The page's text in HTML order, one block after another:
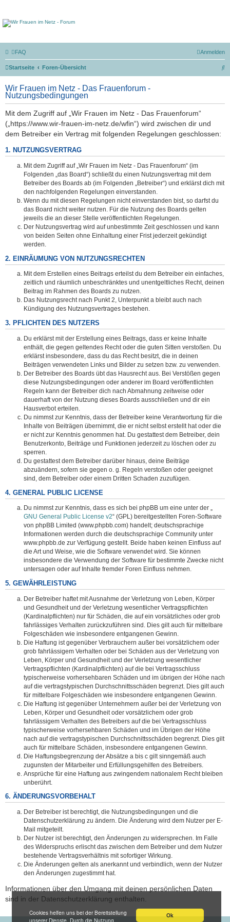
Ok
Cookies helfen uns bei der Bereitstellung
unserer Dienste. Durch die Nutzung
FAQ Anmelden
Startseite Foren-Übersicht
S
h
Wir Frauen im Netz - Das Frauenforum -
Nutzungsbedingungen
Mit dem Zugriff auf „Wir Frauen im Netz - Das Frauenforum“
(„https://www.wir-frauen-im-netz.de/wfin“) wird zwischen dir und
dem Betreiber ein Vertrag mit folgenden Regelungen geschlossen:
1. NUTZUNGSVERTRAG
Mit dem Zugriff auf „Wir Frauen im Netz - Das Frauenforum“ (im
Folgenden „das Board“) schließt du einen Nutzungsvertrag mit dem
Betreiber des Boards ab (im Folgenden „Betreiber“) und erklärst dich mit
den nachfolgenden Regelungen einverstanden.
Wenn du mit diesen Regelungen nicht einverstanden bist, so darfst du
das Board nicht weiter nutzen. Für die Nutzung des Boards gelten
jeweils die an dieser Stelle veröffentlichten Regelungen.
Der Nutzungsvertrag wird auf unbestimmte Zeit geschlossen und kann
von beiden Seiten ohne Einhaltung einer Frist jederzeit gekündigt
werden.
2. EINRÄUMUNG VON NUTZUNGSRECHTEN
Mit dem Erstellen eines Beitrags erteilst du dem Betreiber ein einfaches,
zeitlich und räumlich unbeschränktes und unentgeltliches Recht, deinen
Beitrag im Rahmen des Boards zu nutzen.
Das Nutzungsrecht nach Punkt 2, Unterpunkt a bleibt auch nach
Kündigung des Nutzungsvertrages bestehen.
3. PFLICHTEN DES NUTZERS
Du erklärst mit der Erstellung eines Beitrags, dass er keine Inhalte
enthält, die gegen geltendes Recht oder die guten Sitten verstoßen. Du
erklärst insbesondere, dass du das Recht besitzt, die in deinen
Beiträgen verwendeten Links und Bilder zu setzen bzw. zu verwenden.
Der Betreiber des Boards übt das Hausrecht aus. Bei Verstößen gegen
diese Nutzungsbedingungen oder anderer im Board veröffentlichten
Regeln kann der Betreiber dich nach Abmahnung zeitweise oder
dauerhaft von der Nutzung dieses Boards ausschließen und dir ein
Hausverbot erteilen.
Du nimmst zur Kenntnis, dass der Betreiber keine Verantwortung für die
Inhalte von Beiträgen übernimmt, die er nicht selbst erstellt hat oder die
er nicht zur Kenntnis genommen hat. Du gestattest dem Betreiber, dein
Benutzerkonto, Beiträge und Funktionen jederzeit zu löschen oder zu
sperren.
Du gestattest dem Betreiber darüber hinaus, deine Beiträge
abzuändern, sofern sie gegen o. g. Regeln verstoßen oder geeignet
sind, dem Betreiber oder einem Dritten Schaden zuzufügen.
4. GENERAL PUBLIC LICENSE
Du nimmst zur Kenntnis, dass es sich bei phpBB um eine unter der „
GNU General Public License v2“ (GPL) bereitgestellten Foren-Software
von phpBB Limited (www.phpbb.com) handelt; deutschsprachige
Informationen werden durch die deutschsprachige Community unter
www.phpbb.de zur Verfügung gestellt. Beide haben keinen Einfluss auf
die Art und Weise, wie die Software verwendet wird. Sie können
insbesondere die Verwendung der Software für bestimmte Zwecke nicht
untersagen oder auf Inhalte fremder Foren Einfluss nehmen.
5. GEWÄHRLEISTUNG
Der Betreiber haftet mit Ausnahme der Verletzung von Leben, Körper
und Gesundheit und der Verletzung wesentlicher Vertragspflichten
(Kardinalpflichten) nur für Schäden, die auf ein vorsätzliches oder grob
fahrlässiges Verhalten zurückzuführen sind. Dies gilt auch für mittelbare
Folgeschäden wie insbesondere entgangenen Gewinn.
Die Haftung ist gegenüber Verbrauchern außer bei vorsätzlichem oder
grob fahrlässigem Verhalten oder bei Schäden aus der Verletzung von
Leben, Körper und Gesundheit und der Verletzung wesentlicher
Vertragspflichten (Kardinalpflichten) auf die bei Vertragsschluss
typischerweise vorhersehbaren Schäden und im übrigen der Höhe nach
auf die vertragstypischen Durchschnittsschäden begrenzt. Dies gilt auch
für mittelbare Folgeschäden wie insbesondere entgangenen Gewinn.
Die Haftung ist gegenüber Unternehmern außer bei der Verletzung von
Leben, Körper und Gesundheit oder vorsätzlichem oder grob
fahrlässigem Verhalten des Betreibers auf die bei Vertragsschluss
typischerweise vorhersehbaren Schäden und im Übrigen der Höhe
nach auf die vertragstypischen Durchschnittsschäden begrenzt. Dies gilt
auch für mittelbare Schäden, insbesondere entgangenen Gewinn.
Die Haftungsbegrenzung der Absätze a bis c gilt sinngemäß auch
zugunsten der Mitarbeiter und Erfüllungsgehilfen des Betreibers.
Ansprüche für eine Haftung aus zwingendem nationalem Recht bleiben
unberührt.
6. ÄNDERUNGSVORBEHALT
Der Betreiber ist berechtigt, die Nutzungsbedingungen und die
Datenschutzerklärung zu ändern. Die Änderung wird dem Nutzer per E-
Mail mitgeteilt.
Der Nutzer ist berechtigt, den Änderungen zu widersprechen. Im Falle
des Widerspruchs erlischt das zwischen dem Betreiber und dem Nutzer
bestehende Vertragsverhältnis mit sofortiger Wirkung.
Die Änderungen gelten als anerkannt und verbindlich, wenn der Nutzer
den Änderungen zugestimmt hat.
Informationen über den Umgang mit deinen persönlichen Daten
sind in der Datenschutzerklärung enthalten.